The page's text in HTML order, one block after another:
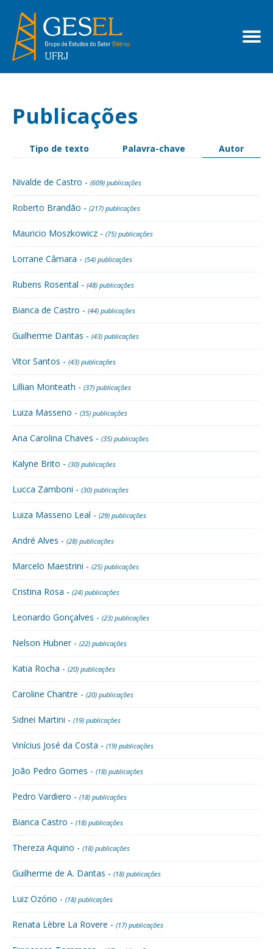
Publicações
Tipo de texto Palavra-chave Autor
Nivalde de Castro - (609) publicações
Roberto Brandão - (217) publicações
Mauricio Moszkowicz - (75) publicações
Lorrane Câmara - (54) publicações
Rubens Rosental - (48) publicações
Bianca de Castro - (44) publicações
Guilherme Dantas - (43) publicações
Vitor Santos - (43) publicações
Lillian Monteath - (37) publicações
Luiza Masseno - (35) publicações
Ana Carolina Chaves - (35) publicações
Kalyne Brito - (30) publicações
Lucca Zamboni - (30) publicações
Luiza Masseno Leal - (29) publicações
André Alves - (28) publicações
Marcelo Maestrini - (25) publicações
Cristina Rosa - (24) publicações
Leonardo Gonçalves - (23) publicações
Nelson Hubner - (22) publicações
Katia Rocha - (20) publicações
Caroline Chantre - (20) publicações
Sidnei Martini - (19) publicações
Vinícius José da Costa - (19) publicações
João Pedro Gomes - (18) publicações
Pedro Vardiero - (18) publicações
Bianca Castro - (18) publicações
Thereza Aquino - (18) publicações
Guilherme de A. Dantas - (18) publicações
Luiz Ozório - (18) publicações
Renata Lèbre La Rovere - (17) publicações